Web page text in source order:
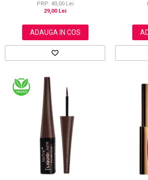
PRP: 40,00 Lei
29,00 Lei
ADAUGA IN COS